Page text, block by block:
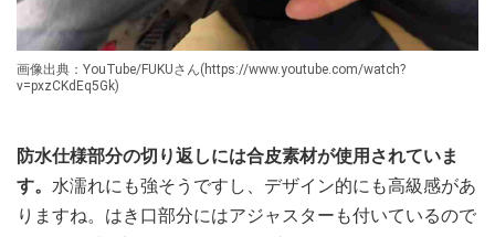
画像出典：YouTube/FUKUさん(https://www.youtube.com/watch?
v=pxzCKdEq5Gk)
防水仕様部分の切り返しには合皮素材が使用されていま
す。 水濡れにも強そうですし、デザイン的にも高級感があ
りますね。はき口部分にはアジャスターも付いているので